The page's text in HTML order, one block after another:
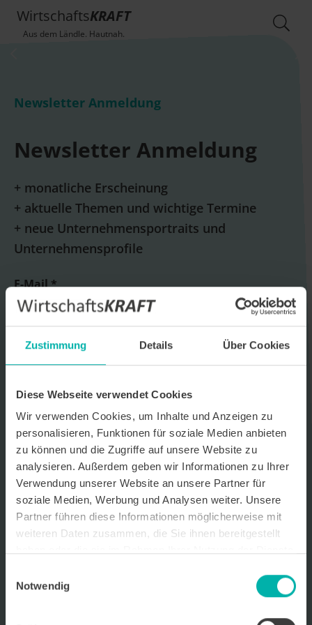
Zustimmung Details Über Cookies
Diese Webseite verwendet Cookies
Wir verwenden Cookies, um Inhalte und Anzeigen zu
personalisieren, Funktionen für soziale Medien anbieten
zu können und die Zugriffe auf unsere Website zu
analysieren. Außerdem geben wir Informationen zu Ihrer
Verwendung unserer Website an unsere Partner für
soziale Medien, Werbung und Analysen weiter. Unsere
Partner führen diese Informationen möglicherweise mit
weiteren Daten zusammen, die Sie ihnen bereitgestellt
Notwendig
WirtschaftsKRAFT
Aus dem Ländle. Hautnah.
Newsletter Anmeldung
Newsletter Anmeldung
+ monatliche Erscheinung
+ aktuelle Themen und wichtige Termine
+ neue Unternehmensportraits und
Unternehmensprofile
E-Mail *
Datenverarbeitungshinweis*
Ich stimme zu, dass ich monatlich den kostenlosen Newsletter
WirtschaftsKRAFT der INFO - Das Magazin Pforzheim GmbH
persönlichen Interessen auszurichten, stimme ich außerdem zu,
Newsletters zu erfassen und auszuwerten. Der Newsletter enthält
begleitende Werbeinformationen zu Produkten und
Einwilligung jederzeit kostenfrei für die Zukunft durch den in jedem
Newsletter enthaltenen Abmeldelink oder per E-Mail an info@info-
pforzheim.de widerrufen. Meine E-Mail-Adresse wird ausschließlich
zur Zustellung des Newsletters genutzt. Detaillierte Informationen
zum Umgang mit Ihren Daten und der von uns eingesetzten
Newsletter-Software Cleverreach finden Sie in unserer
Datenschutzerklärung.